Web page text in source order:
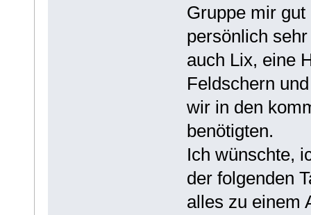
Gruppe mir
persönlich
auch Lix, eine
Feldschern
wir in den
benötigten.
Ich wünschte,
der folgenden
alles zu einem